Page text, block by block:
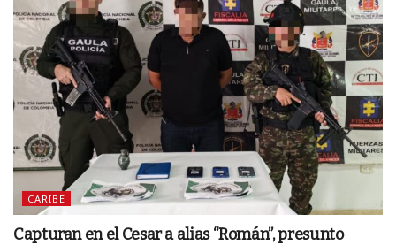
CARIBE
Capturan en el Cesar a alias “Román”, presunto